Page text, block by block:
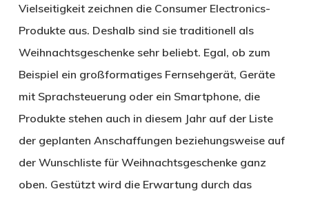
Vielseitigkeit zeichnen die Consumer Electronics-
Produkte aus. Deshalb sind sie traditionell als
Weihnachtsgeschenke sehr beliebt. Egal, ob zum
Beispiel ein großformatiges Fernsehgerät, Geräte
mit Sprachsteuerung oder ein Smartphone, die
Produkte stehen auch in diesem Jahr auf der Liste
der geplanten Anschaffungen beziehungsweise auf
der Wunschliste für Weihnachtsgeschenke ganz
oben. Gestützt wird die Erwartung durch das